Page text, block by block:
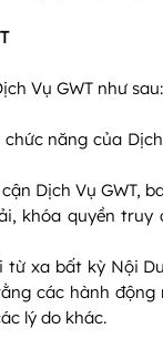
Vụ GWT như sau:
năng của
Dịch Vụ GWT,
khóa quyền
từ xa bất kỳ Nội
các hành
lý do khác.